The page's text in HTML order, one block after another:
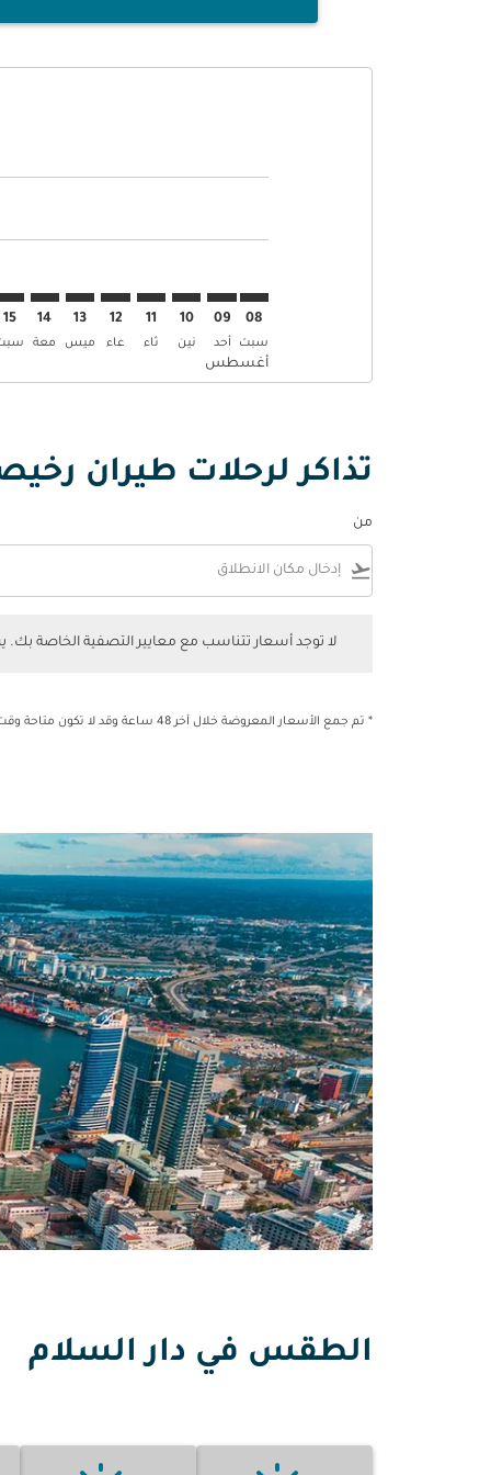
08
سبت
أغسطس
09
أحد
10
نين
11
ثاء
12
عاء
13
ميس
14
معة
15
تذاكر لرحلات طيران
من
flight_takeoff
لا توجد أسعار تتناسب مع معايير التصفية الخاصة
* تم جمع الأسعار المعروضة خلال آخر 48 ساعة وقد لا تكون متاحة وقت الحجز.
الطقس في دار السلام